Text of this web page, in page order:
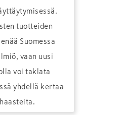
tuotteiden
Suomessa
vaan uusi
voi taklata
yhdellä kertaa